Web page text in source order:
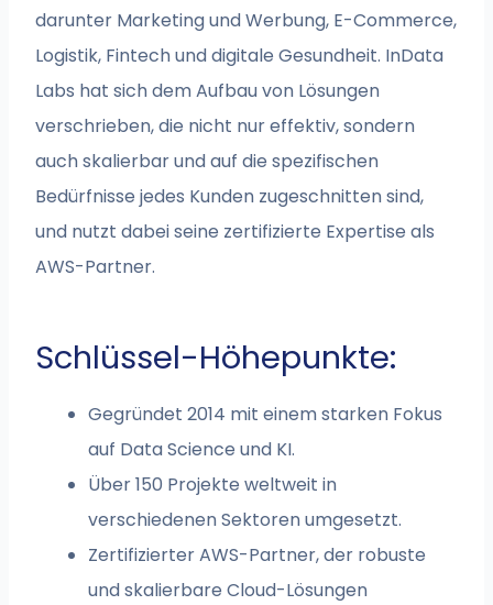
darunter Marketing und Werbung, E-Commerce,
Logistik, Fintech und digitale Gesundheit. InData
Labs hat sich dem Aufbau von Lösungen
verschrieben, die nicht nur effektiv, sondern
auch skalierbar und auf die spezifischen
Bedürfnisse jedes Kunden zugeschnitten sind,
und nutzt dabei seine zertifizierte Expertise als
AWS-Partner.
Schlüssel-Höhepunkte:
Gegründet 2014 mit einem starken Fokus
auf Data Science und KI.
Über 150 Projekte weltweit in
verschiedenen Sektoren umgesetzt.
Zertifizierter AWS-Partner, der robuste
und skalierbare Cloud-Lösungen